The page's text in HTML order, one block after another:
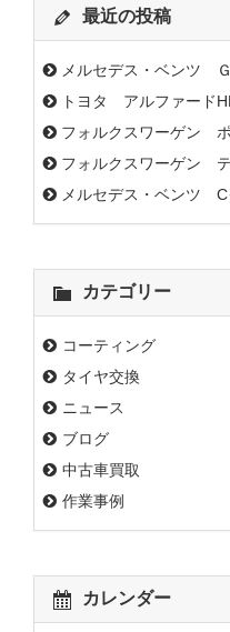
最近の投稿
メルセデス・ベンツ
トヨタ アルファー
フォルクスワーゲン
フォルクスワーゲン
メルセデス・ベンツ
カテゴリー
コーティング
タイヤ交換
ニュース
ブログ
中古車買取
作業事例
カレンダー